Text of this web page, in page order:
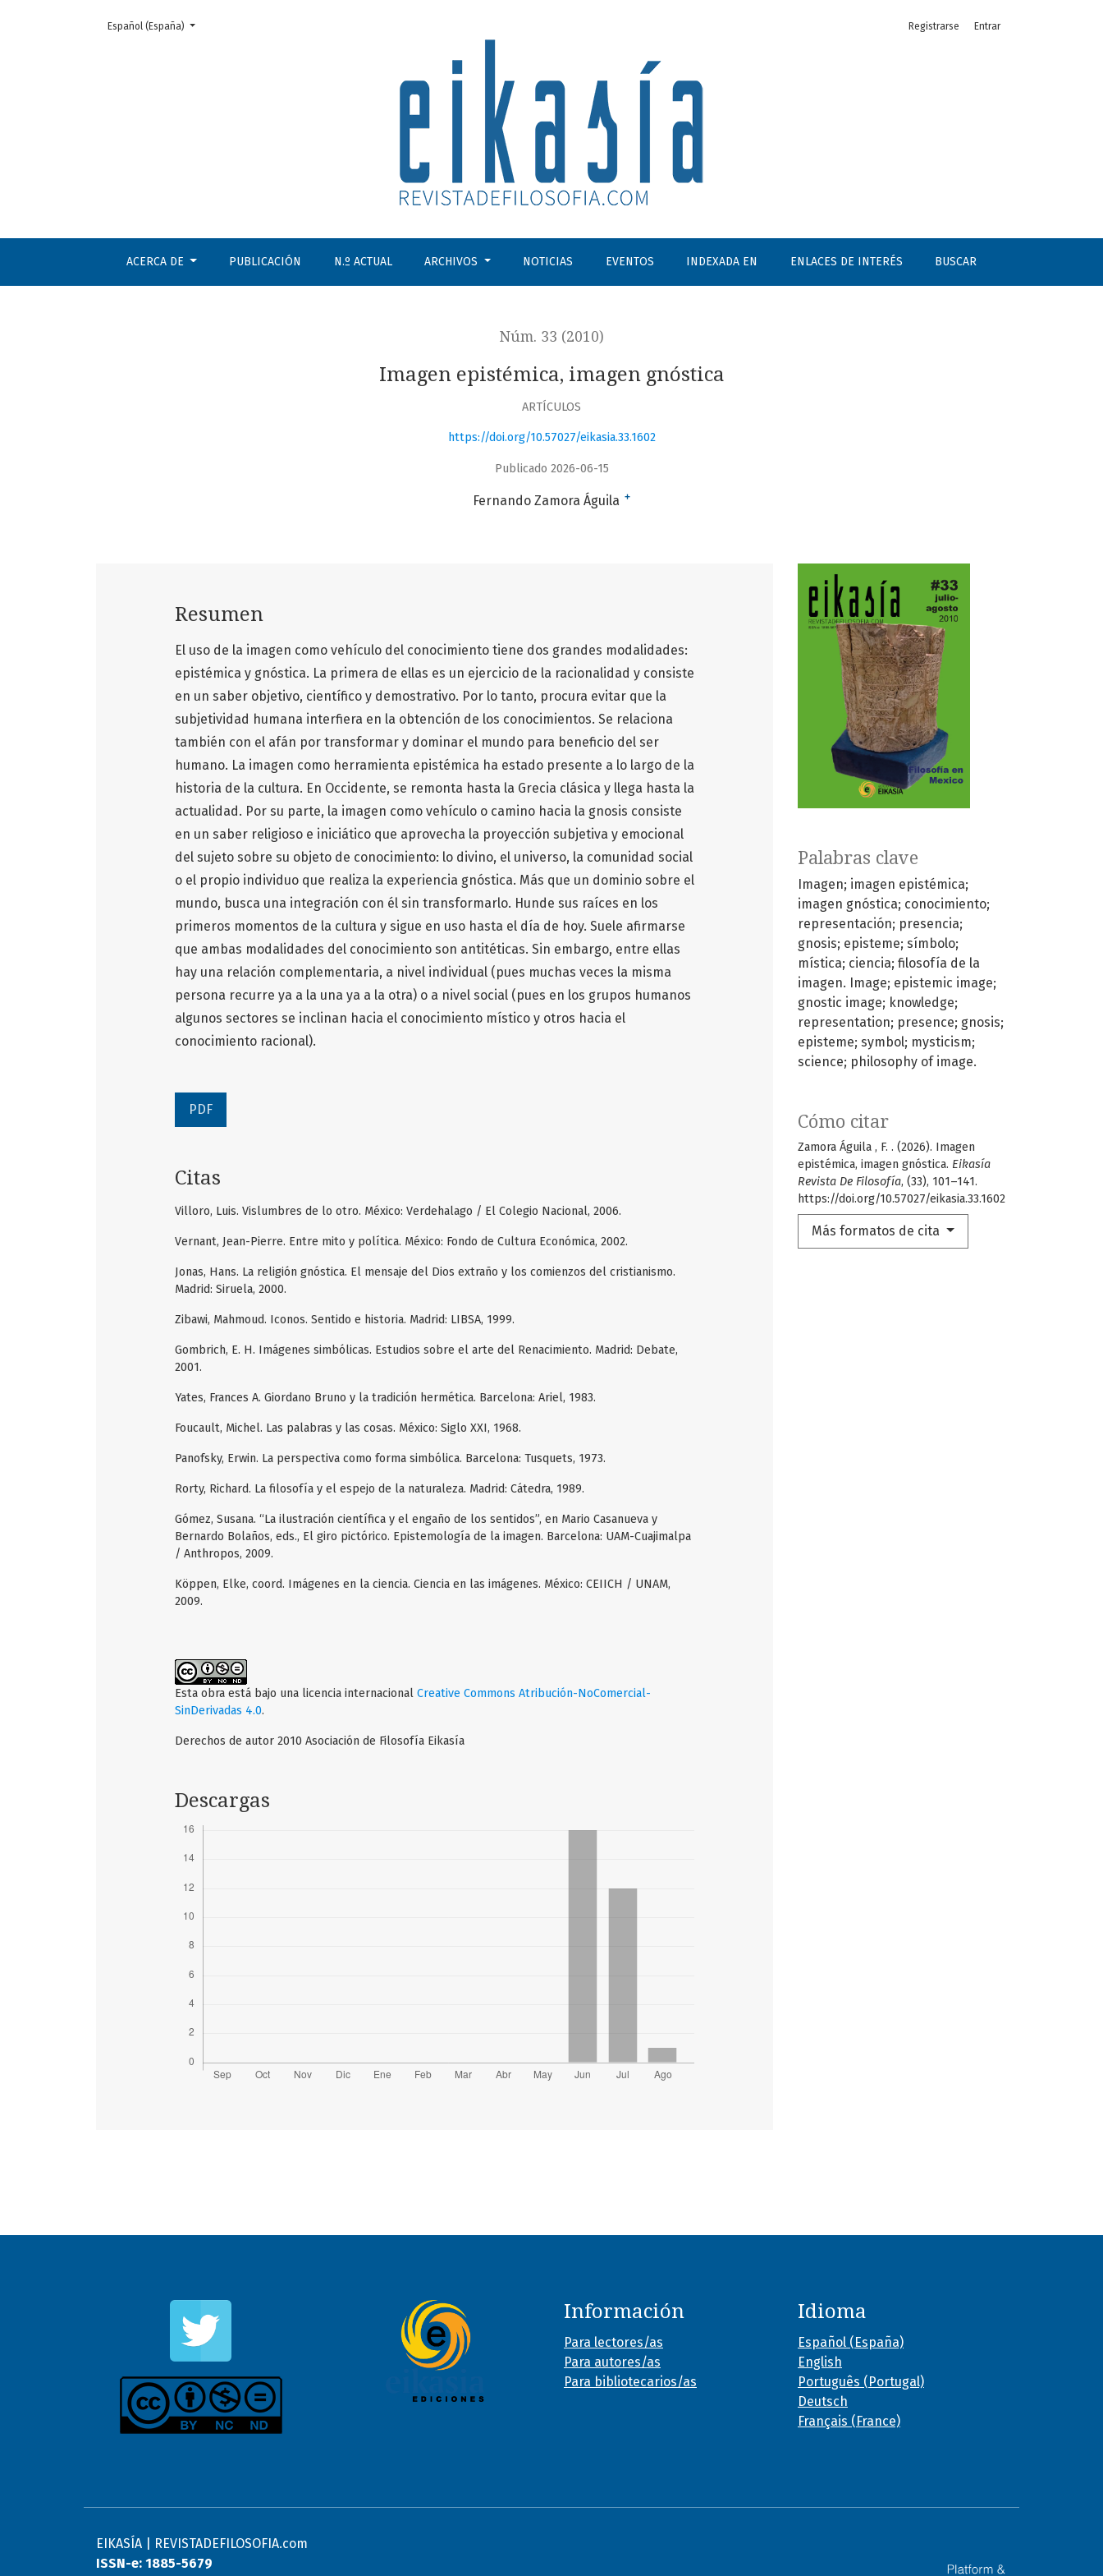
Imagen epistémica, imagen gnóstica
Registrarse Entrar
Cambiar el idioma. El actual es:
Español (España)
ACERCA DE PUBLICACIÓN N.º ACTUAL ARCHIVOS NOTICIAS EVENTOS INDEXADA EN ENLACES DE INTERÉS BUSCAR
Núm. 33 (2010)
Imagen epistémica, imagen gnóstica
ARTÍCULOS
https://doi.org/10.57027/eikasia.33.1602
Publicado 2026-06-15
Fernando Zamora Águila +
Palabras clave
Imagen; imagen epistémica;
imagen gnóstica; conocimiento;
representación; presencia;
gnosis; episteme; símbolo;
mística; ciencia; filosofía de la
imagen. Image; epistemic image;
gnostic image; knowledge;
representation; presence; gnosis;
episteme; symbol; mysticism;
science; philosophy of image.
Cómo citar
Zamora Águila , F. . (2026). Imagen
epistémica, imagen gnóstica. Eikasía
Revista De Filosofía, (33), 101–141.
https://doi.org/10.57027/eikasia.33.1602
Más formatos de cita
Resumen
El uso de la imagen como vehículo del conocimiento tiene dos grandes modalidades:
epistémica y gnóstica. La primera de ellas es un ejercicio de la racionalidad y consiste
en un saber objetivo, científico y demostrativo. Por lo tanto, procura evitar que la
subjetividad humana interfiera en la obtención de los conocimientos. Se relaciona
también con el afán por transformar y dominar el mundo para beneficio del ser
humano. La imagen como herramienta epistémica ha estado presente a lo largo de la
historia de la cultura. En Occidente, se remonta hasta la Grecia clásica y llega hasta la
actualidad. Por su parte, la imagen como vehículo o camino hacia la gnosis consiste
en un saber religioso e iniciático que aprovecha la proyección subjetiva y emocional
del sujeto sobre su objeto de conocimiento: lo divino, el universo, la comunidad social
o el propio individuo que realiza la experiencia gnóstica. Más que un dominio sobre el
mundo, busca una integración con él sin transformarlo. Hunde sus raíces en los
primeros momentos de la cultura y sigue en uso hasta el día de hoy. Suele afirmarse
que ambas modalidades del conocimiento son antitéticas. Sin embargo, entre ellas
hay una relación complementaria, a nivel individual (pues muchas veces la misma
persona recurre ya a la una ya a la otra) o a nivel social (pues en los grupos humanos
algunos sectores se inclinan hacia el conocimiento místico y otros hacia el
conocimiento racional).
PDF
Citas
Villoro, Luis. Vislumbres de lo otro. México: Verdehalago / El Colegio Nacional, 2006.
Vernant, Jean-Pierre. Entre mito y política. México: Fondo de Cultura Económica, 2002.
Jonas, Hans. La religión gnóstica. El mensaje del Dios extraño y los comienzos del cristianismo.
Madrid: Siruela, 2000.
Zibawi, Mahmoud. Iconos. Sentido e historia. Madrid: LIBSA, 1999.
Gombrich, E. H. Imágenes simbólicas. Estudios sobre el arte del Renacimiento. Madrid: Debate,
2001.
Yates, Frances A. Giordano Bruno y la tradición hermética. Barcelona: Ariel, 1983.
Foucault, Michel. Las palabras y las cosas. México: Siglo XXI, 1968.
Panofsky, Erwin. La perspectiva como forma simbólica. Barcelona: Tusquets, 1973.
Rorty, Richard. La filosofía y el espejo de la naturaleza. Madrid: Cátedra, 1989.
Gómez, Susana. “La ilustración científica y el engaño de los sentidos”, en Mario Casanueva y
Bernardo Bolaños, eds., El giro pictórico. Epistemología de la imagen. Barcelona: UAM-Cuajimalpa
/ Anthropos, 2009.
Köppen, Elke, coord. Imágenes en la ciencia. Ciencia en las imágenes. México: CEIICH / UNAM,
2009.
Esta obra está bajo una licencia internacional Creative Commons Atribución-NoComercial-
SinDerivadas 4.0.
Derechos de autor 2010 Asociación de Filosofía Eikasía
Descargas
Información
Para lectores/as
Para autores/as
Para bibliotecarios/as
Idioma
Español (España)
English
Português (Portugal)
Deutsch
Français (France)
EIKASÍA | REVISTADEFILOSOFIA.com
ISSN-e: 1885-5679